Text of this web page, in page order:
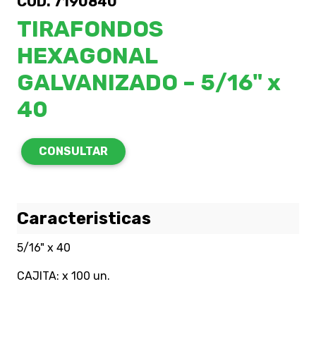
TIRAFONDOS
HEXAGONAL
GALVANIZADO – 5/16" x
40
CONSULTAR
Caracteristicas
5/16" x 40
CAJITA: x 100 un.